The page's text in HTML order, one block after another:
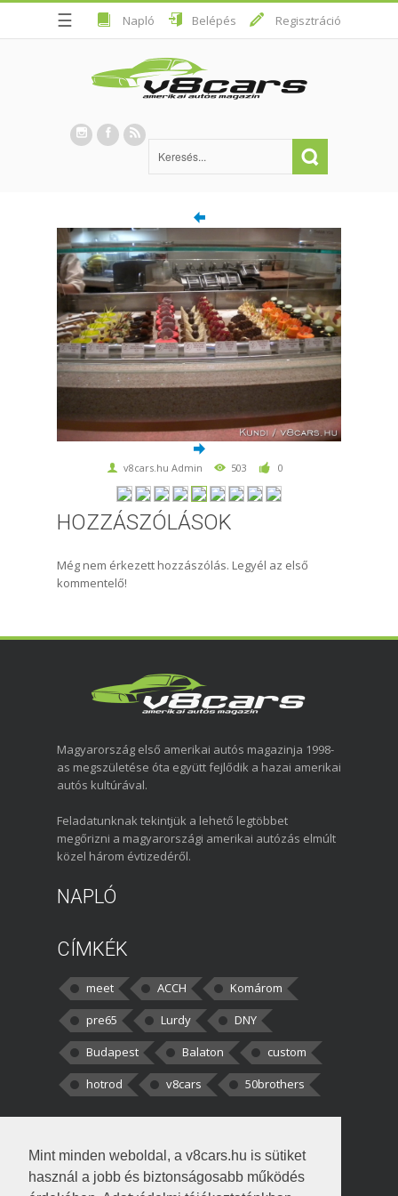
Mint minden weboldal, a v8cars.hu is sütiket
használ a jobb és biztonságosabb működés
☰ Napló Belépés Regisztráció
v8cars.hu Admin 503 0
HOZZÁSZÓLÁSOK
Még nem érkezett hozzászólás. Legyél az első
kommentelő!
Magyarország első amerikai autós magazinja 1998-
as megszületése óta együtt fejlődik a hazai amerikai
autós kultúrával.
Feladatunknak tekintjük a lehető legtöbbet
megőrizni a magyarországi amerikai autózás elmúlt
közel három évtizedéről.
NAPLÓ
CÍMKÉK
meet ACCH
Komárom
pre65
Lurdy
DNY
Budapest
Balaton
custom
hotrod
v8cars 50brothers
kortisz:Elszúrtam! Én csak két
darabbaal számoltam. Nem tudtam, hogy fél autót,